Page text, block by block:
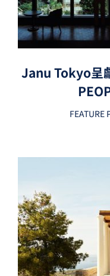
Janu Tokyo呈
FEATURE